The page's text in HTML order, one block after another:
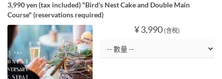
3,990 yen (tax included) "Bird's Nest Cake and Double Main
Course" (reservations required)
¥ 3,990 (含稅)